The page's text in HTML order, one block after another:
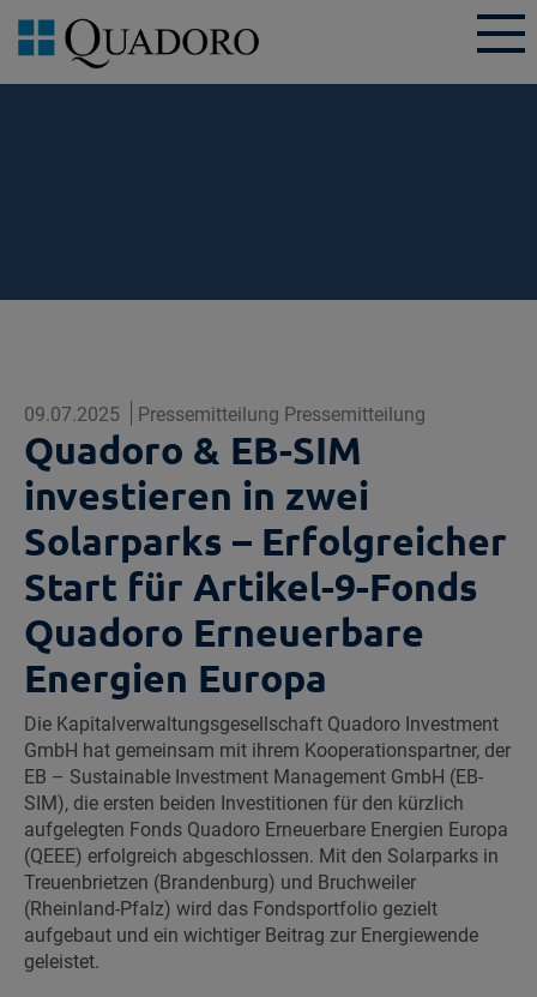
09.07.2025 Pressemitteilung Pressemitteilung
Quadoro & EB-SIM
investieren in zwei
Solarparks – Erfolgreicher
Start für Artikel-9-Fonds
Quadoro Erneuerbare
Energien Europa
Die Kapitalverwaltungsgesellschaft Quadoro Investment
GmbH hat gemeinsam mit ihrem Kooperationspartner, der
EB – Sustainable Investment Management GmbH (EB-
SIM), die ersten beiden Investitionen für den kürzlich
aufgelegten Fonds Quadoro Erneuerbare Energien Europa
(QEEE) erfolgreich abgeschlossen. Mit den Solarparks in
Treuenbrietzen (Brandenburg) und Bruchweiler
(Rheinland-Pfalz) wird das Fondsportfolio gezielt
aufgebaut und ein wichtiger Beitrag zur Energiewende
geleistet.